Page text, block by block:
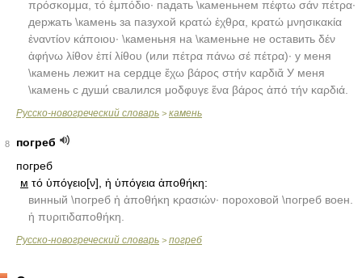
πρόσκομμα, τό ἐμπόδιο· падать \каменьнем πέφτω σάν πέτρα·
держать \камень за пазухой κρατώ ἐχθρα, κρατώ μνησικακία
ἐναντίον κάποιου· \каменьня на \каменьне не оставить δέν
ἀφήνω λίθον ἐπί λίθου (или πέτρα πάνω σέ πέτρα)· у меня
\камень лежит на сердце ἔχω βάρος στήν καρδιἄ У меня
\камень с души́ свалился μοδφυγε ἕνα βάρος ἀπό τήν καρδιά.
Русско-новогреческий словарь > камень
8
погреб
погреб
м τό ὑπόγειο[ν], ἡ ὑπόγεια ἀποθήκη:
винный \погреб ἡ ἀποθήκη κρασιών· пороховой \погреб воен.
ἡ πυριτιδαποθήκη.
Русско-новогреческий словарь > погреб